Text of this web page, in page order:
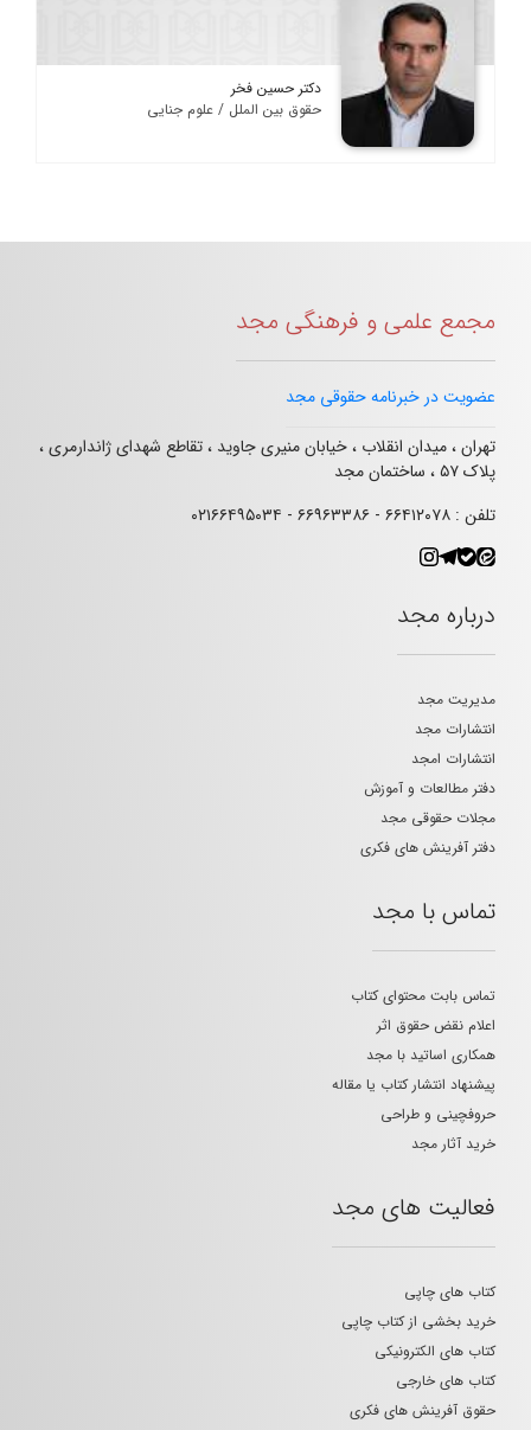
دکتر حسین فخر
حقوق بین الملل / علوم جنایی
مجمع علمی و فرهنگی مجد
عضویت در خبرنامه حقوقی مجد
تهران ، میدان انقلاب ، خیابان منیری جاوید ، تقاطع شهدای ژاندارمری ،
پلاک ۵۷ ، ساختمان مجد
تلفن : ۶۶۴۱۲۰۷۸ - ۶۶۹۶۳۳۸۶ - ۰۲۱۶۶۴۹۵۰۳۴
درباره مجد
مدیریت مجد
انتشارات مجد
انتشارات امجد
دفتر مطالعات و آموزش
مجلات حقوقی مجد
دفتر آفرینش های فکری
تماس با مجد
تماس بابت محتوای کتاب
اعلام نقض حقوق اثر
همکاری اساتید با مجد
پیشنهاد انتشار کتاب یا مقاله
حروفچینی و طراحی
خرید آثار مجد
فعالیت های مجد
کتاب های چاپی
خرید بخشی از کتاب چاپی
کتاب های الکترونیکی
کتاب های خارجی
حقوق آفرینش های فکری